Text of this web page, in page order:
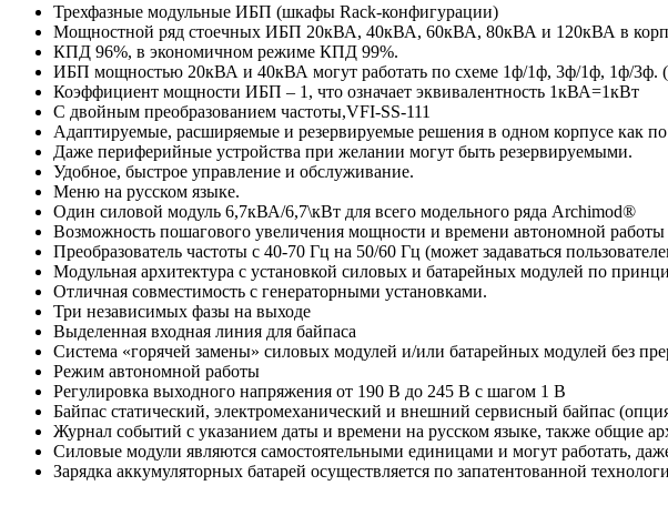
Трехфазные модульные ИБП (шкафы Rack-конфигурации)
Мощностной ряд стоечных ИБП 20кВА, 40кВА, 60кВА, 80кВА и 120кВА в
КПД 96%, в экономичном режиме КПД 99%.
ИБП мощностью 20кВА и 40кВА могут работать по схеме 1ф/1ф, 3ф/1ф, 1ф/3ф.
Коэффициент мощности ИБП – 1, что означает эквивалентность 1кВА=1кВт
С двойным преобразованием частоты,VFI-SS-111
Адаптируемые, расширяемые и резервируемые решения в одном корпусе как
Даже периферийные устройства при желании могут быть резервируемыми.
Удобное, быстрое управление и обслуживание.
Меню на русском языке.
Один силовой модуль 6,7кВА/6,7\кВт для всего модельного ряда Archimod®
Возможность пошагового увеличения мощности и времени автономной работы
Преобразователь частоты с 40-70 Гц на 50/60 Гц (может задаваться
Модульная архитектура с установкой силовых и батарейных модулей по
Отличная совместимость с генераторными установками.
Три независимых фазы на выходе
Выделенная входная линия для байпаса
Система «горячей замены» силовых модулей и/или батарейных модулей без
Режим автономной работы
Регулировка выходного напряжения от 190 В до 245 В с шагом 1 В
Байпас статический, электромеханический и внешний сервисный байпас
Журнал событий с указанием даты и времени на русском языке, также
Силовые модули являются самостоятельными единицами и могут работать,
Зарядка аккумуляторных батарей осуществляется по запатентованной